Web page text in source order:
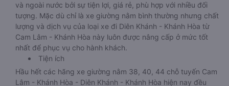
và ngoài nước bởi sự tiện lợi, giá rẻ, phù hợp với nhiều đối
tượng. Mặc dù chỉ là xe giường nằm bình thường nhưng chất
lượng và dịch vụ của loại xe đi Diên Khánh - Khánh Hòa từ
Cam Lâm - Khánh Hòa này luôn được nâng cấp ở mức tốt
nhất để phục vụ cho hành khách.
Tiện ích
Hầu hết các hãng xe giường nằm 38, 40, 44 chỗ tuyến Cam
Lâm - Khánh Hòa - Diên Khánh - Khánh Hòa hiện nay đều